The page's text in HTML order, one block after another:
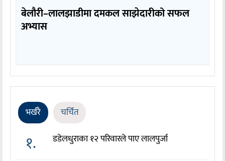
बेलौरी–लालझाडीमा दमकल साझेदारीको सफल
अभ्यास
भर्खरै चर्चित
१. डडेलधुराका १२ परिवारले पाए लालपुर्जा